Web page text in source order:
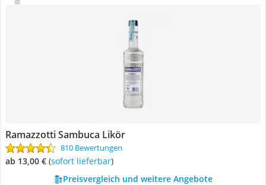
Ramazzotti Sambuca Likör
810 Bewertungen
ab 13,00 € ( Sofort lieferbar)
Preisvergleich und weitere Angebote